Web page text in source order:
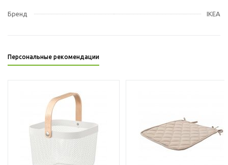
Бренд IKEA
Персональные рекомендации